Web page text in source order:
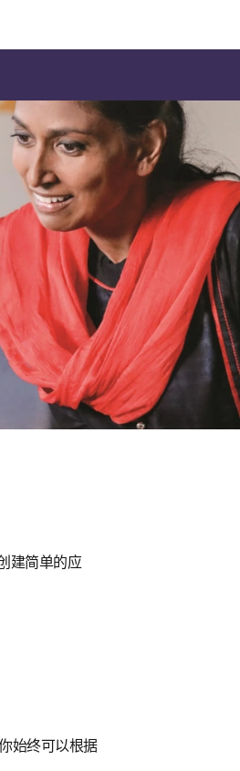
建简单的应
始终可以根据